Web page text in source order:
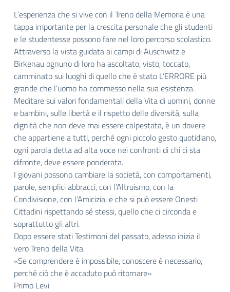
L’esperienza che si vive con il Treno della Memoria è una
tappa importante per la crescita personale che gli studenti
e le studentesse possono fare nel loro percorso scolastico.
Attraverso la vista guidata ai campi di Auschwitz e
Birkenau ognuno di loro ha ascoltato, visto, toccato,
camminato sui luoghi di quello che è stato L’ERRORE più
grande che l’uomo ha commesso nella sua esistenza.
Meditare sui valori fondamentali della Vita di uomini, donne
e bambini, sulle libertà e il rispetto delle diversità, sulla
dignità che non deve mai essere calpestata, è un dovere
che appartiene a tutti, perché ogni piccolo gesto quotidiano,
ogni parola detta ad alta voce nei confronti di chi ci sta
difronte, deve essere ponderata.
I giovani possono cambiare la società, con comportamenti,
parole, semplici abbracci, con l’Altruismo, con la
Condivisione, con l’Amicizia, e che si può essere Onesti
Cittadini rispettando sé stessi, quello che ci circonda e
soprattutto gli altri.
Dopo essere stati Testimoni del passato, adesso inizia il
vero Treno della Vita.
«Se comprendere è impossibile, conoscere è necessario,
perché ciò che è accaduto può ritornare»
Primo Levi